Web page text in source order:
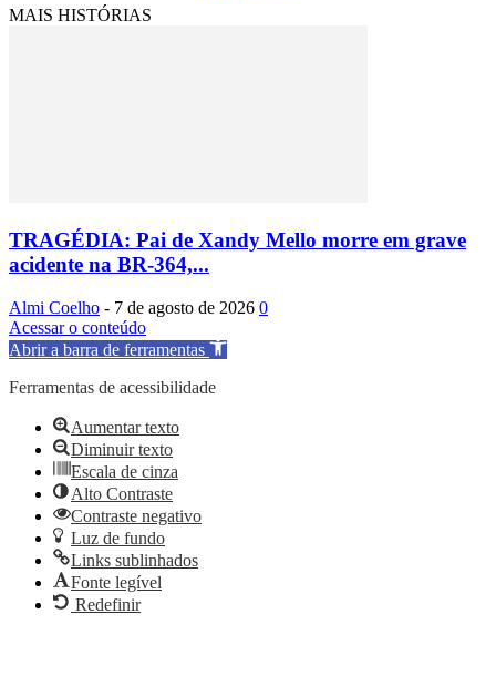
MAIS HISTÓRIAS
TRAGÉDIA: Pai de Xandy Mello morre em grave
acidente na BR-364,...
Almi Coelho - 7 de agosto de 2026 0
Acessar o conteúdo
Abrir a barra de ferramentas
Ferramentas de acessibilidade
Aumentar texto
Diminuir texto
Escala de cinza
Alto Contraste
Contraste negativo
Luz de fundo
Links sublinhados
Fonte legível
Redefinir